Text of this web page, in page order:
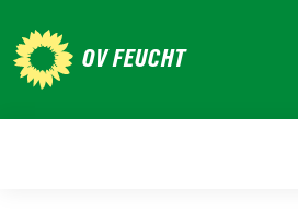
zum
Inhalt
OV FEUCHT